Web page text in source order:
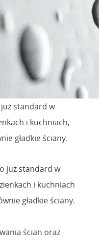
standard w
i kuchniach,
gładkie ściany.
już standard w
i kuchniach
gładkie ściany.
ścian oraz